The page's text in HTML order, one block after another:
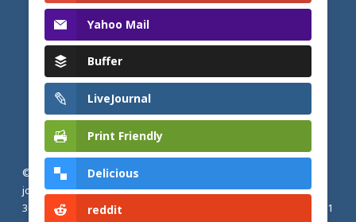
© 2026 Actualités adventistes. Église adventiste du septième
jour de France métropolitaine, de Belgique et du Luxembourg.
30, Avenue Émile Zola, 77190 Dammarie Les Lys, France |
+33 (0) 1
Yahoo Mail
Buffer
LiveJournal
Print Friendly
Delicious
reddit